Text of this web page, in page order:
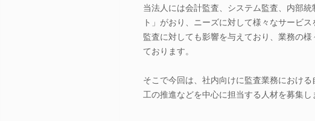
当法人には会計監査、システム監査、内部
ト」がおり、ニーズに対して様々なサービ
監査に対しても影響を与えており、業務の
ております。
そこで今回は、社内向けに監査業務におけ
工の推進などを中心に担当する人材を募集し